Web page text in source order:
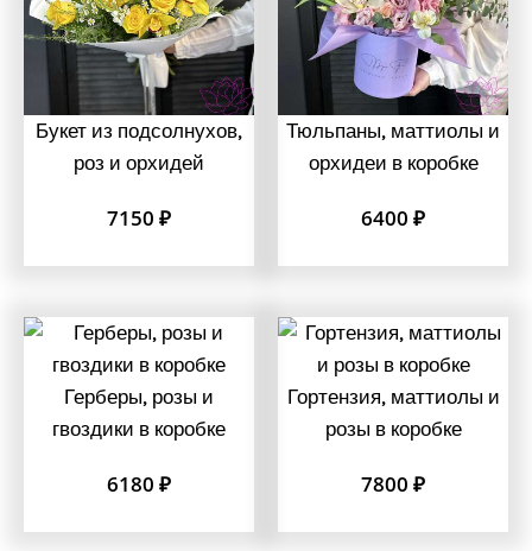
Букет из подсолнухов,
роз и орхидей
7150 ₽
Тюльпаны, маттиолы и
орхидеи в коробке
6400 ₽
Герберы, розы и
гвоздики в коробке
6180 ₽
Гортензия, маттиолы и
розы в коробке
7800 ₽